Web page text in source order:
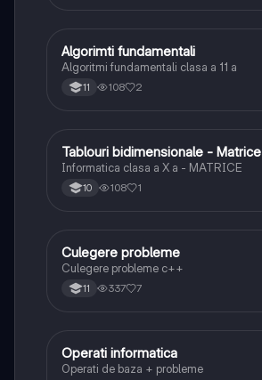
Informatică și TIC
Algorimti fundamentali
Algoritmi fundamentali clasa a 11 a
11 108 2
Informatică și TIC
Tablouri bidimensionale - Matrice
Informatica clasa a X a - MATRICE
10 108 1
Informatică și TIC
Culegere probleme
Culegere probleme c++
11 337 7
Informatică și TIC
Operati informatica
Operati de baza + probleme